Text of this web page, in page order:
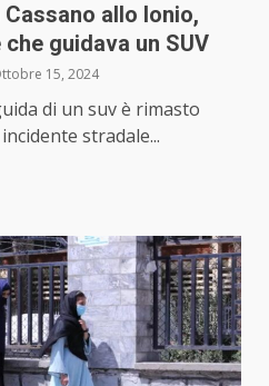
allo Ionio,
guidava un SUV
15, 2024
di un suv è rimasto
stradale...